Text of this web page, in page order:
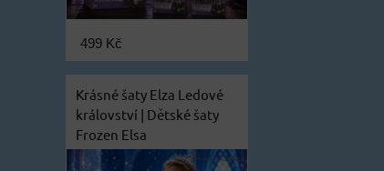
499 Kč
Krásné šaty Elza Ledové
království | Dětské šaty
Frozen Elsa